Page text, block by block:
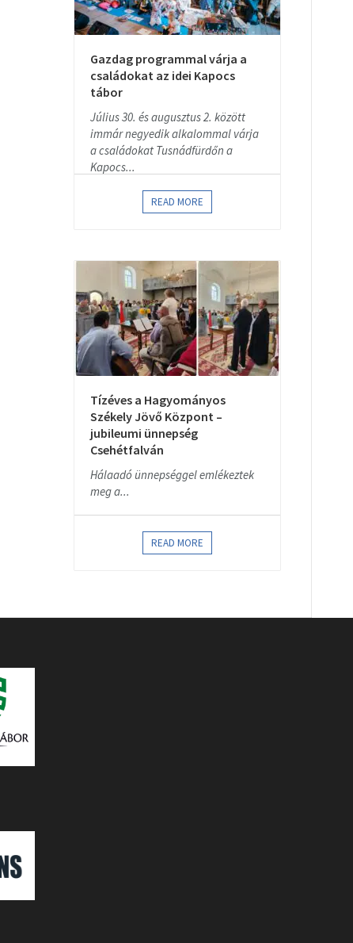
Gazdag programmal várja a
családokat az idei Kapocs
tábor
Július 30. és augusztus 2. között
immár negyedik alkalommal várja
a családokat Tusnádfürdőn a
Kapocs...
READ MORE
Tízéves a Hagyományos
Székely Jövő Központ –
jubileumi ünnepség
Csehétfalván
Hálaadó ünnepséggel emlékeztek
meg a...
READ MORE